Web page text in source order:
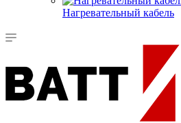
Нагревательный кабель